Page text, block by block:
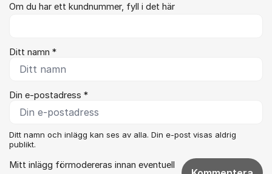
Om du har ett kundnummer, fyll i det här
Ditt namn *
Din e-postadress *
Ditt namn och inlägg kan ses av alla. Din e-post visas aldrig
publikt.
Mitt inlägg förmodereras innan eventuell